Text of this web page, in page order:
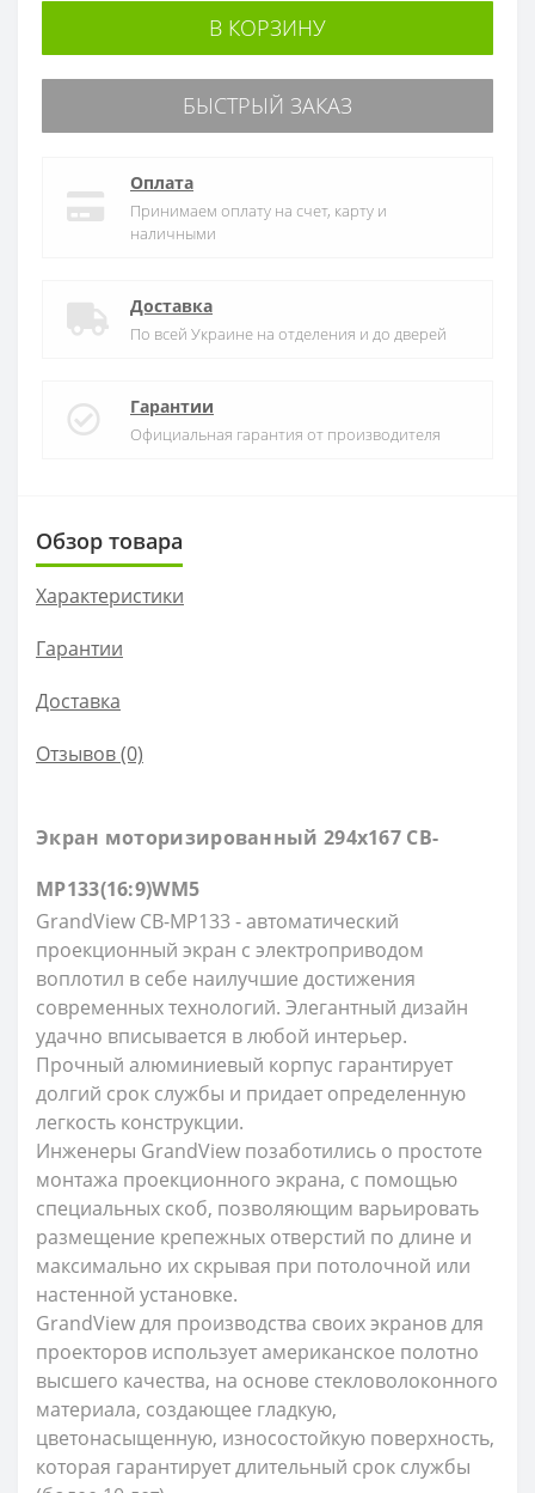
В КОРЗИНУ
БЫСТРЫЙ ЗАКАЗ
Оплата
Принимаем оплату на счет, карту и
наличными
Доставка
По всей Украине на отделения и до дверей
Гарантии
Официальная гарантия от производителя
Обзор товара
Характеристики
Гарантии
Доставка
Отзывов (0)
Экран моторизированный 294x167 CB-
MP133(16:9)WM5
GrandView CB-MP133 - автоматический
проекционный экран с электроприводом
воплотил в себе наилучшие достижения
современных технологий. Элегантный дизайн
удачно вписывается в любой интерьер.
Прочный алюминиевый корпус гарантирует
долгий срок службы и придает определенную
легкость конструкции.
Инженеры GrandView позаботились о простоте
монтажа проекционного экрана, с помощью
специальных скоб, позволяющим варьировать
размещение крепежных отверстий по длине и
максимально их скрывая при потолочной или
настенной установке.
GrandView для производства своих экранов для
проекторов использует американское полотно
высшего качества, на основе стекловолоконного
материала, создающее гладкую,
цветонасыщенную, износостойкую поверхность,
которая гарантирует длительный срок службы